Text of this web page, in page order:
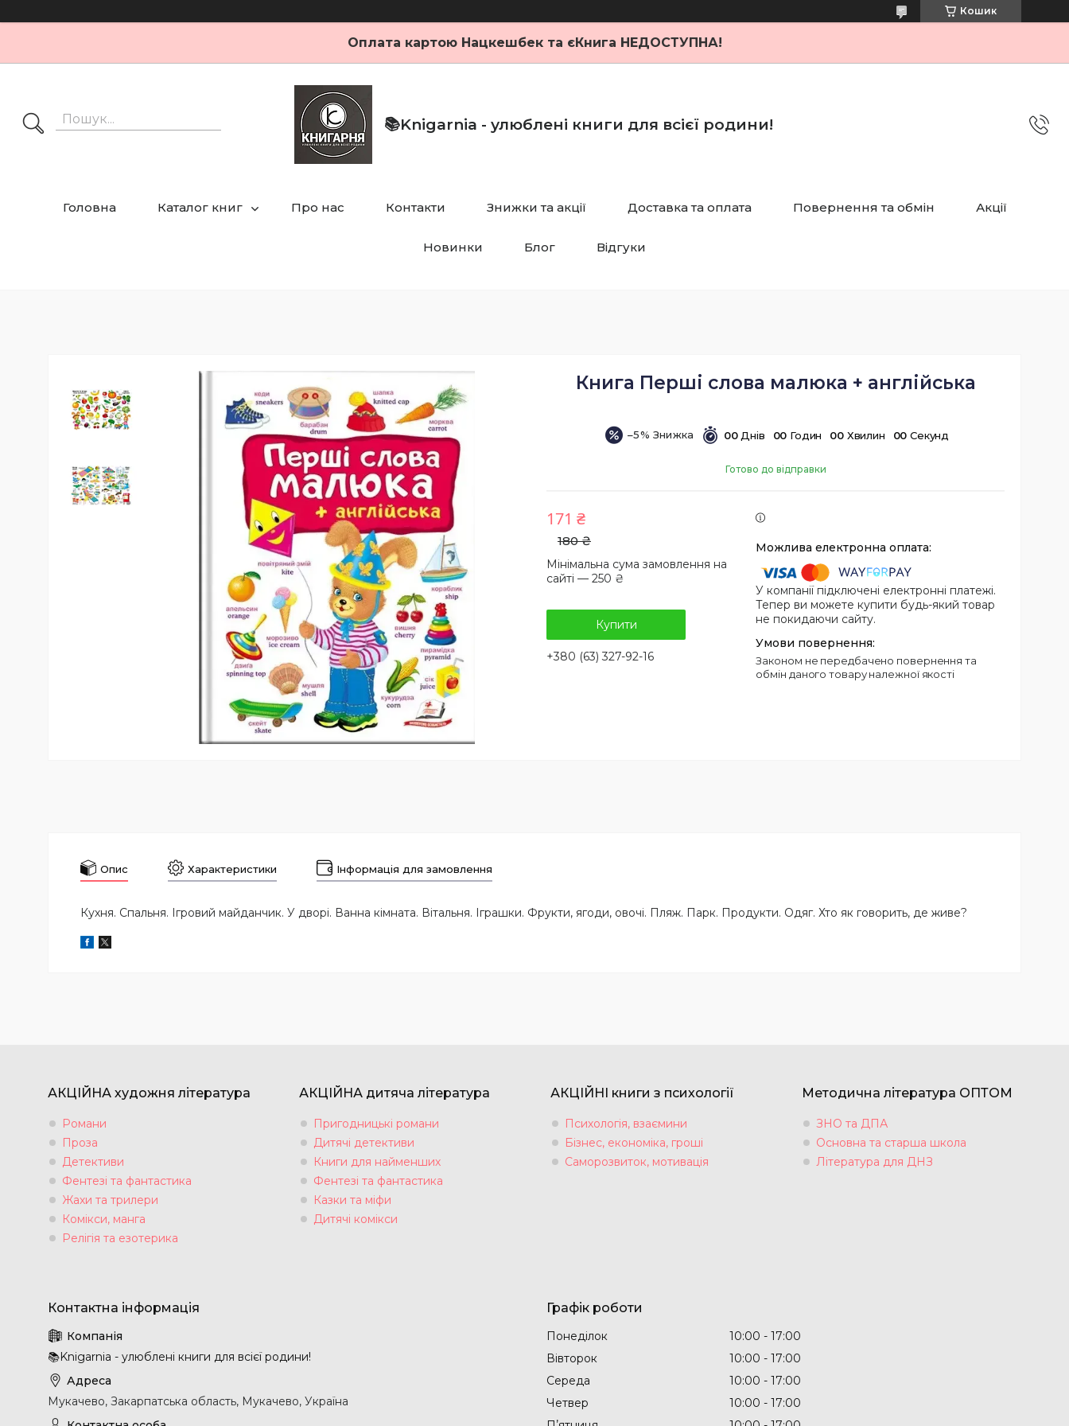
Кошик
Оплата картою Нацкешбек та єКнига НЕДОСТУПНА!
📚Knigarnia - улюблені книги для всієї родини!
Головна Каталог книг Про нас Контакти Знижки та акції Доставка та оплата Повернення та обмін Акції
Новинки Блог Відгуки
Книга Перші слова малюка + англійська
–5% 00 Днів 00 Годин 00 Хвилин 00 Секунд
Готово до відправки
180 ₴
171 ₴
Мінімальна сума замовлення на
сайті — 250 ₴
Купити
+380 (63) 327-92-16
У компанії підключені електронні платежі.
Тепер ви можете купити будь-який товар
не покидаючи сайту.
Законом не передбачено повернення та
обмін даного товару належної якості
Опис Характеристики Інформація для замовлення
Кухня. Спальня. Ігровий майданчик. У дворі. Ванна кімната. Вітальня. Іграшки. Фрукти, ягоди, овочі. Пляж. Парк. Продукти. Одяг. Хто як говорить, де живе?
АКЦІЙНА художня література
Романи
Проза
Детективи
Фентезі та фантастика
Жахи та трилери
Комікси, манга
Релігія та езотерика
АКЦІЙНА дитяча література
Пригодницькі романи
Дитячі детективи
Книги для найменших
Фентезі та фантастика
Казки та міфи
Дитячі комікси
АКЦІЙНІ книги з психології
Психологія, взаємини
Бізнес, економіка, гроші
Саморозвиток, мотивація
Методична література ОПТОМ
ЗНО та ДПА
Основна та старша школа
Література для ДНЗ
📚Knigarnia - улюблені книги для всієї родини!
Мукачево, Закарпатська область, Мукачево, Україна
Графік роботи
Понеділок 10:00
17:00
Вівторок
10:00
17:00
Середа
10:00
17:00
Четвер
10:00
17:00